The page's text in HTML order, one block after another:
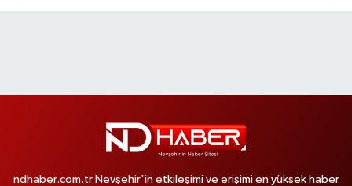
ndhaber.com.tr Nevşehir'in etkileşimi ve erişimi en yüksek haber